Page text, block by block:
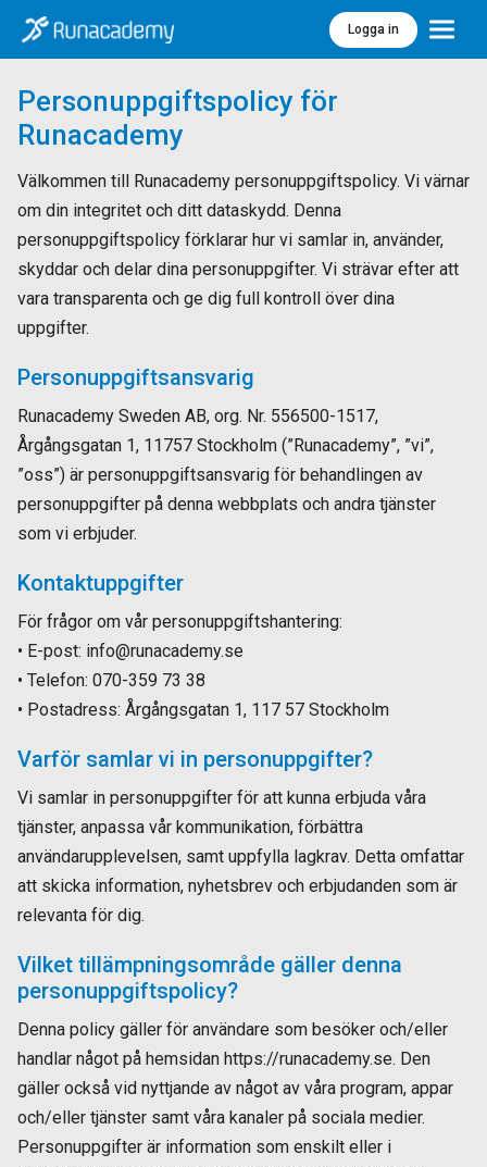
Logga in Meny
Personuppgiftspolicy för
Runacademy
Välkommen till Runacademy personuppgiftspolicy. Vi värnar
om din integritet och ditt dataskydd. Denna
personuppgiftspolicy förklarar hur vi samlar in, använder,
skyddar och delar dina personuppgifter. Vi strävar efter att
vara transparenta och ge dig full kontroll över dina
uppgifter.
Personuppgiftsansvarig
Runacademy Sweden AB, org. Nr. 556500-1517,
Årgångsgatan 1, 11757 Stockholm (”Runacademy”, ”vi”,
”oss”) är personuppgiftsansvarig för behandlingen av
personuppgifter på denna webbplats och andra tjänster
som vi erbjuder.
Kontaktuppgifter
För frågor om vår personuppgiftshantering:
• E-post: info@runacademy.se
• Telefon: 070-359 73 38
• Postadress: Årgångsgatan 1, 117 57 Stockholm
Varför samlar vi in personuppgifter?
Vi samlar in personuppgifter för att kunna erbjuda våra
tjänster, anpassa vår kommunikation, förbättra
användarupplevelsen, samt uppfylla lagkrav. Detta omfattar
att skicka information, nyhetsbrev och erbjudanden som är
relevanta för dig.
Vilket tillämpningsområde gäller denna
personuppgiftspolicy?
Denna policy gäller för användare som besöker och/eller
handlar något på hemsidan https://runacademy.se. Den
gäller också vid nyttjande av något av våra program, appar
och/eller tjänster samt våra kanaler på sociala medier.
Personuppgifter är information som enskilt eller i